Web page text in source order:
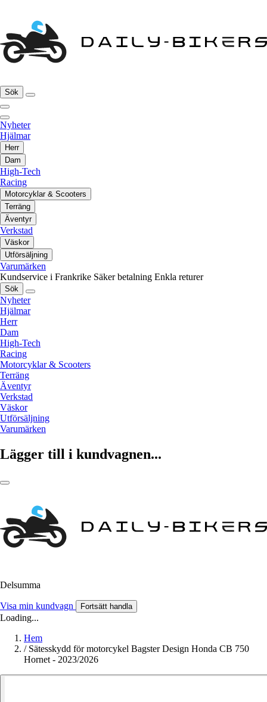
Sök
Nyheter
Hjälmar
Herr
Dam
High-Tech
Racing
Motorcyklar & Scooters
Terräng
Äventyr
Verkstad
Väskor
Utförsäljning
Varumärken
Kundservice i Frankrike Säker betalning Enkla returer
Sök
Nyheter
Hjälmar
Herr
Dam
High-Tech
Racing
Motorcyklar & Scooters
Terräng
Äventyr
Verkstad
Väskor
Utförsäljning
Varumärken
Lägger till i kundvagnen...
Delsumma
Visa min kundvagn Fortsätt handla
Loading...
Hem
/ Sätesskydd för motorcykel Bagster Design Honda CB 750
Hornet - 2023/2026